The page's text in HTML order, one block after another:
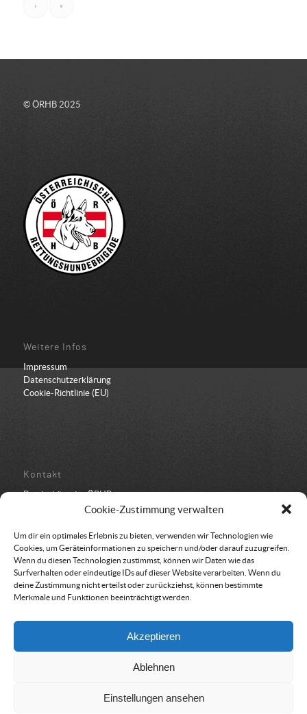
Cookie-Zustimmung verwalten
Um dir ein optimales Erlebnis zu bieten, verwenden wir Technologien wie
Cookies, um Geräteinformationen zu speichern und/oder darauf zuzugreifen.
Wenn du diesen Technologien zustimmst, können wir Daten wie das
Surfverhalten oder eindeutige IDs auf dieser Website verarbeiten. Wenn du
deine Zustimmung nicht erteilst oder zurückziehst, können bestimmte
Merkmale und Funktionen beeinträchtigt werden.
Akzeptieren
Ablehnen
Einstellungen ansehen
› »
© ÖRHB 2025
Weitere Infos
Impressum
Datenschutzerklärung
Cookie-Richtlinie (EU)
Kontakt
Bundesbüro der ÖRHB
Schulstraße 443
05 94 500 152
office@oerhb.at